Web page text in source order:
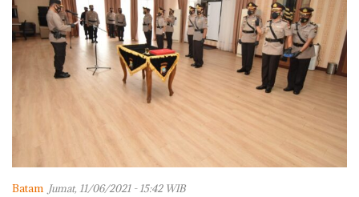
Batam Jumat, 11/06/2021 - 15:42 WIB